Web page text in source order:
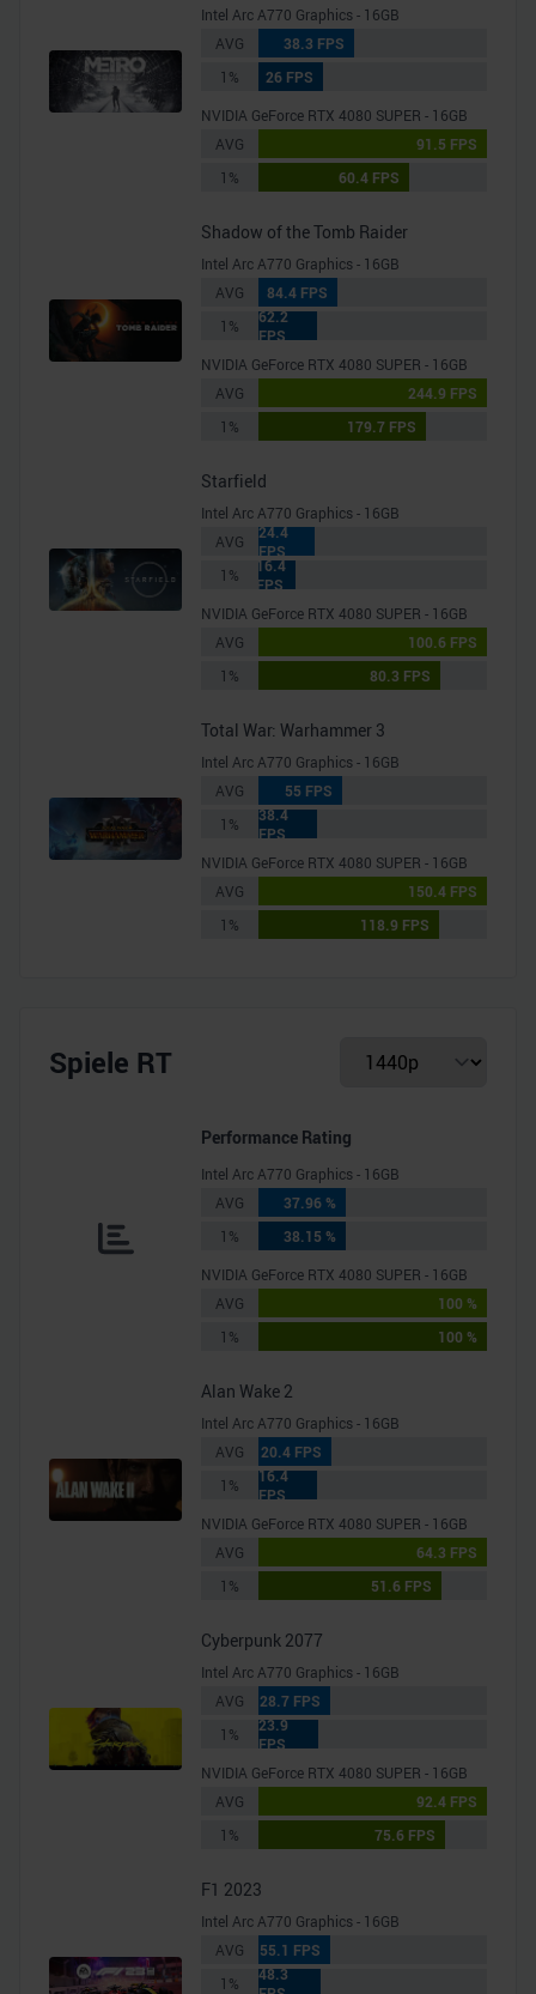
Intel Arc A770 Graphics - 16GB
AVG
38.3 FPS
1%
26 FPS
NVIDIA GeForce RTX 4080 SUPER - 16GB
AVG
91.5 FPS
1%
60.4 FPS
Shadow of the Tomb Raider
Intel Arc A770 Graphics - 16GB
AVG
84.4 FPS
1%
62.2
FPS
NVIDIA GeForce RTX 4080 SUPER - 16GB
AVG
244.9 FPS
1%
179.7 FPS
Starfield
Intel Arc A770 Graphics - 16GB
AVG
24.4
FPS
1%
16.4
FPS
NVIDIA GeForce RTX 4080 SUPER - 16GB
AVG
100.6 FPS
1%
80.3 FPS
Total War: Warhammer 3
Intel Arc A770 Graphics - 16GB
AVG
55 FPS
1%
38.4
FPS
NVIDIA GeForce RTX 4080 SUPER - 16GB
AVG
150.4 FPS
1%
118.9 FPS
Spiele RT
Performance Rating
Intel Arc A770 Graphics - 16GB
AVG
37.96 %
1%
38.15 %
NVIDIA GeForce RTX 4080 SUPER - 16GB
AVG
100 %
1%
100 %
Alan Wake 2
Intel Arc A770 Graphics - 16GB
AVG
20.4 FPS
1%
16.4
FPS
NVIDIA GeForce RTX 4080 SUPER - 16GB
AVG
64.3 FPS
1%
51.6 FPS
Cyberpunk 2077
Intel Arc A770 Graphics - 16GB
AVG
28.7 FPS
1%
23.9
FPS
NVIDIA GeForce RTX 4080 SUPER - 16GB
AVG
92.4 FPS
1%
75.6 FPS
F1 2023
Intel Arc A770 Graphics - 16GB
AVG
55.1 FPS
1%
48.3